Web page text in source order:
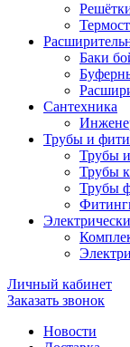
Баки
Сантехника
Трубы и
Трубы
Трубы
Трубы
Личный кабинет
Заказать звонок
Новости